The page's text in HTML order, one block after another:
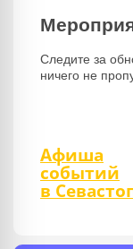
Следите за
ничего не
Афиша
событий
в